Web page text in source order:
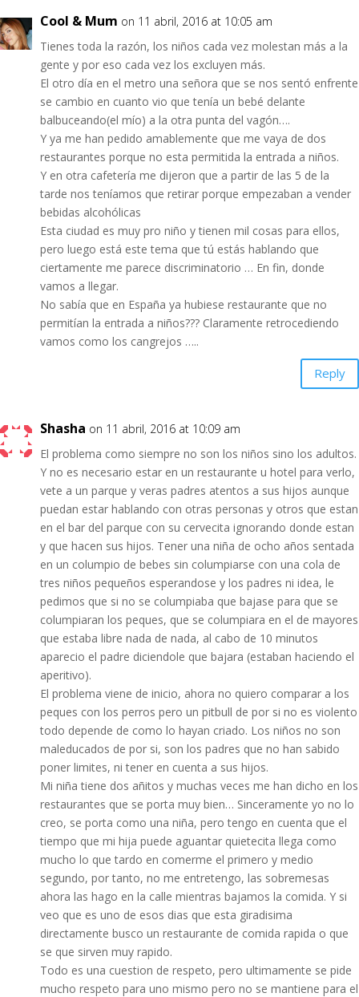
Cool & Mum on 11 abril, 2016 at 10:05 am
Tienes toda la razón, los niños cada vez molestan más a la
gente y por eso cada vez los excluyen más.
El otro día en el metro una señora que se nos sentó enfrente
se cambio en cuanto vio que tenía un bebé delante
balbuceando(el mío) a la otra punta del vagón….
Y ya me han pedido amablemente que me vaya de dos
restaurantes porque no esta permitida la entrada a niños.
Y en otra cafetería me dijeron que a partir de las 5 de la
tarde nos teníamos que retirar porque empezaban a vender
bebidas alcohólicas
Esta ciudad es muy pro niño y tienen mil cosas para ellos,
pero luego está este tema que tú estás hablando que
ciertamente me parece discriminatorio … En fin, donde
vamos a llegar.
No sabía que en España ya hubiese restaurante que no
permitían la entrada a niños??? Claramente retrocediendo
vamos como los cangrejos …..
Reply
Shasha on 11 abril, 2016 at 10:09 am
El problema como siempre no son los niños sino los adultos.
Y no es necesario estar en un restaurante u hotel para verlo,
vete a un parque y veras padres atentos a sus hijos aunque
puedan estar hablando con otras personas y otros que estan
en el bar del parque con su cervecita ignorando donde estan
y que hacen sus hijos. Tener una niña de ocho años sentada
en un columpio de bebes sin columpiarse con una cola de
tres niños pequeños esperandose y los padres ni idea, le
pedimos que si no se columpiaba que bajase para que se
columpiaran los peques, que se columpiara en el de mayores
que estaba libre nada de nada, al cabo de 10 minutos
aparecio el padre diciendole que bajara (estaban haciendo el
aperitivo).
El problema viene de inicio, ahora no quiero comparar a los
peques con los perros pero un pitbull de por si no es violento
todo depende de como lo hayan criado. Los niños no son
maleducados de por si, son los padres que no han sabido
poner limites, ni tener en cuenta a sus hijos.
Mi niña tiene dos añitos y muchas veces me han dicho en los
restaurantes que se porta muy bien… Sinceramente yo no lo
creo, se porta como una niña, pero tengo en cuenta que el
tiempo que mi hija puede aguantar quietecita llega como
mucho lo que tardo en comerme el primero y medio
segundo, por tanto, no me entretengo, las sobremesas
ahora las hago en la calle mientras bajamos la comida. Y si
veo que es uno de esos dias que esta giradisima
directamente busco un restaurante de comida rapida o que
se que sirven muy rapido.
Todo es una cuestion de respeto, pero ultimamente se pide
mucho respeto para uno mismo pero no se mantiene para el